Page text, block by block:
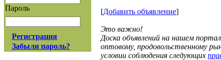
Пароль
Регистрация
Забыли пароль?
[Добавить объявление]
Это важно!
Доска объявлений на нашем
оптовому, продовольственному
условии соблюдения следующих